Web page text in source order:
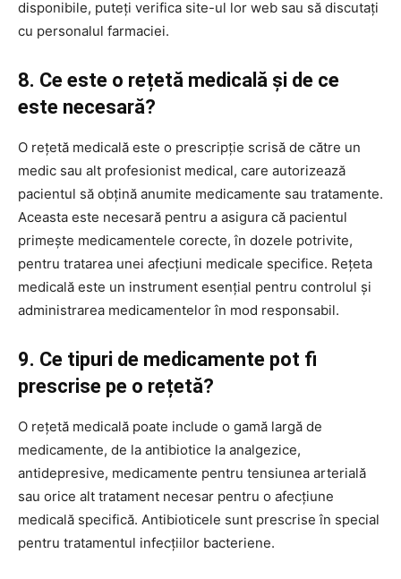
disponibile, puteți verifica site-ul lor web sau să discutați
cu personalul farmaciei.
8. Ce este o rețetă medicală și de ce
este necesară?
O rețetă medicală este o prescripție scrisă de către un
medic sau alt profesionist medical, care autorizează
pacientul să obțină anumite medicamente sau tratamente.
Aceasta este necesară pentru a asigura că pacientul
primește medicamentele corecte, în dozele potrivite,
pentru tratarea unei afecțiuni medicale specifice. Rețeta
medicală este un instrument esențial pentru controlul și
administrarea medicamentelor în mod responsabil.
9. Ce tipuri de medicamente pot fi
prescrise pe o rețetă?
O rețetă medicală poate include o gamă largă de
medicamente, de la antibiotice la analgezice,
antidepresive, medicamente pentru tensiunea arterială
sau orice alt tratament necesar pentru o afecțiune
medicală specifică. Antibioticele sunt prescrise în special
pentru tratamentul infecțiilor bacteriene.